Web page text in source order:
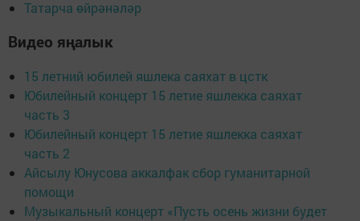
Татарча өйрәнәләр
Видео яңалык
15 летний юбилей яшлека саяхат в цстк
Юбилейный концерт 15 летие яшлекка саяхат
часть 3
Юбилейный концерт 15 летие яшлекка саяхат
часть 2
Айсылу Юнусова аккалфак сбор гуманитарной
помощи
Музыкальный концерт «Пусть осень жизни будет